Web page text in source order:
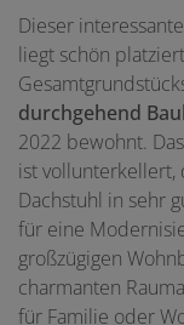
Dieser
liegt schön
durchgehend
2022 bewohnt.
ist vollunterkellert,
Dachstuhl in sehr
für eine
großzügigen
charmanten
für Familie oder